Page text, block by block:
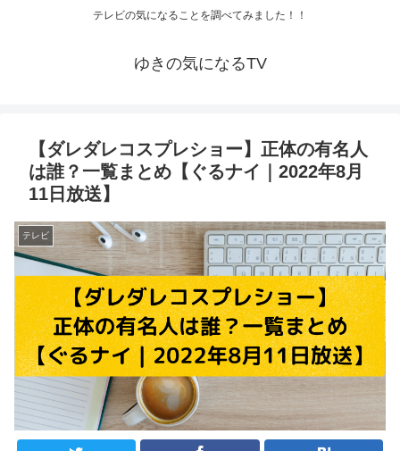
テレビの気になることを調べてみました！！
ゆきの気になるTV
【ダレダレコスプレショー】正体の有名人
は誰？一覧まとめ【ぐるナイ｜2022年8月
11日放送】
テレビ